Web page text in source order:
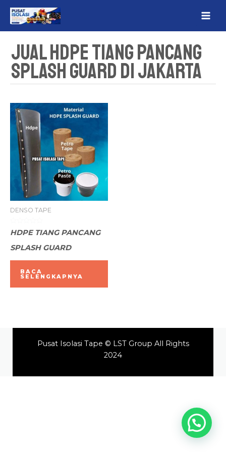
Jual HDPE Tiang Pancang
Splash Guard Di Jakarta
DENSO TAPE
Dinilai
0
5
HDPE TIANG PANCANG
SPLASH GUARD
BACA
SELENGKAPNYA
Pusat Isolasi Tape © LST Group All Rights
2024